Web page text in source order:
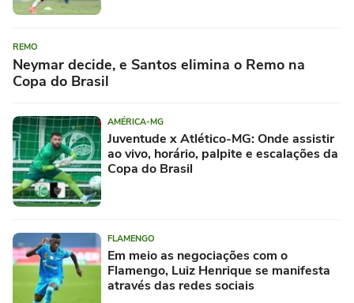
REMO
Neymar decide, e Santos elimina o Remo na
Copa do Brasil
AMÉRICA-MG
Juventude x Atlético-MG: Onde assistir
ao vivo, horário, palpite e escalações da
Copa do Brasil
FLAMENGO
Em meio as negociações com o
Flamengo, Luiz Henrique se manifesta
através das redes sociais